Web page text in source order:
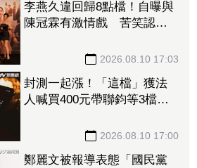
李燕久違回歸8點檔！自曝與
陳冠霖有激情戲 苦笑認：
2026.08.10 17:03
封測一起漲！「這檔」獲法
人喊買400元帶聯鈞等3檔拔
2026.08.10 17:00
鄭麗文被報導表態「國民黨